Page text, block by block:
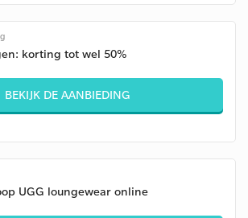
korting tot wel 50%
BEKIJK DE AANBIEDING
UGG loungewear online